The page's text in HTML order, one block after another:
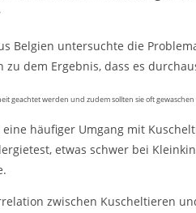
Belgien untersuchte die
zu dem Ergebnis, dass es
geachtet werden und zudem sollten sie oft
häufiger Umgang mit
etwas schwer bei
zwischen Kuscheltieren